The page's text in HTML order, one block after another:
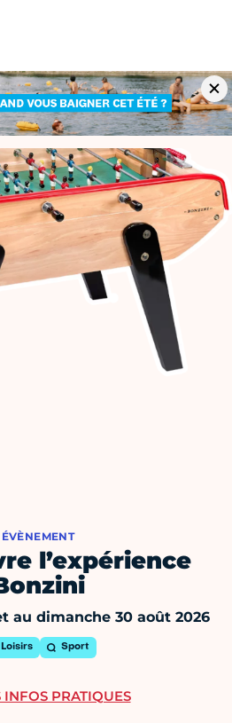
ÉVÈNEMENT
l’expérience
au dimanche 30 août 2026
Loisirs Sport
INFOS PRATIQUES